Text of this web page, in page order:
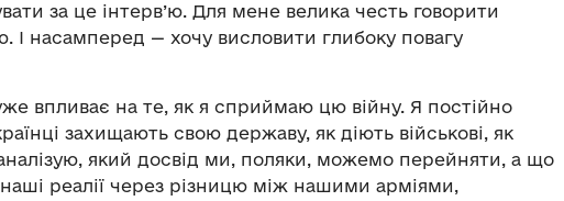
за це інтерв’ю. Для мене велика честь говорити
І насамперед — хочу висловити глибоку повагу
впливає на те, як я сприймаю цю війну. Я постійно
захищають свою державу, як діють військові, як
який досвід ми, поляки, можемо перейняти, а що
реалії через різницю між нашими арміями,